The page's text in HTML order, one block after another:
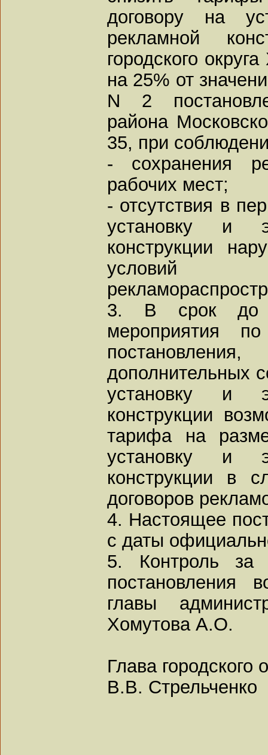
договору на
рекламной
городского
на 25% от
N 2
района
35, при
- сохранения
рабочих мест;
- отсутствия в
установку и
конструкции
3. В срок до
мероприятия
дополнительных
установку и
конструкции
тарифа на
установку и
конструкции в
договоров
4. Настоящее
с даты
5. Контроль за
постановления
главы
Хомутова А.О.
Глава городского
В.В. Стрельченко